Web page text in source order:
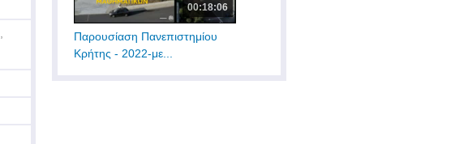
00:18:06
Παρουσίαση Πανεπιστημίου
Κρήτης - 2022-με...